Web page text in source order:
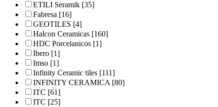
ETILI Seramik [35]
Fabresa [16]
GEOTILES [4]
Halcon Ceramicas [160]
HDC Porcelanicos [1]
Ibero [1]
Imso [1]
Infinity Ceramic tiles [111]
INFINITY CERAMICA[80]
ITC [61]
ITC [25]